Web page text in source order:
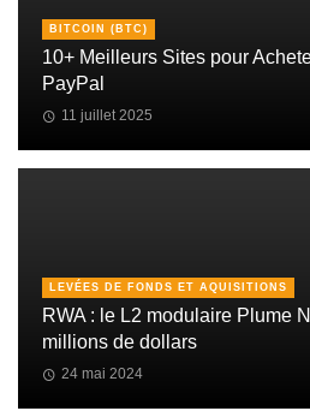
BITCOIN (BTC)
10+ Meilleurs Sites pour
PayPal
11 juillet 2025
LEVÉES DE FONDS ET AQUISITIONS
RWA : le L2 modulaire Plume
millions de dollars
24 mai 2024